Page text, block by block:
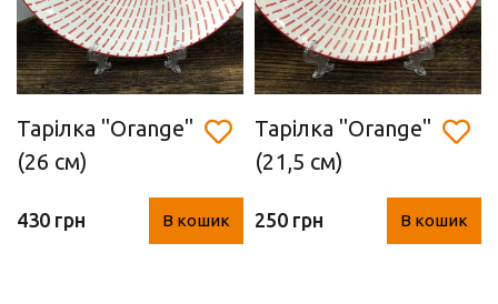
Тарілка ''Orange"
(26 см)
430 грн В кошик
Тарілка ''Orange"
(21,5 см)
250 грн В кошик